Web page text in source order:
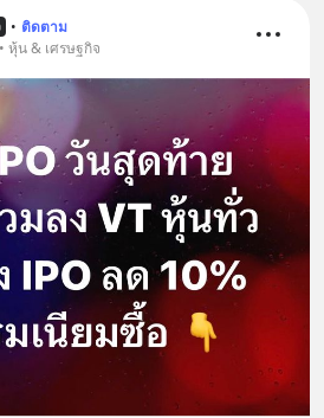
• ติดตาม
หุ้น & เศรษฐกิจ